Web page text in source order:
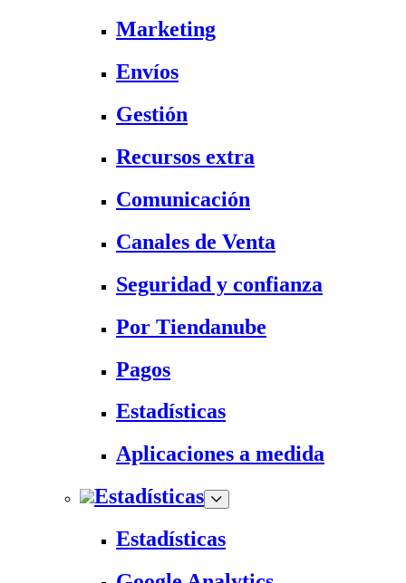
Marketing
Envíos
Gestión
Recursos extra
Comunicación
Canales de Venta
Seguridad y confianza
Por Tiendanube
Pagos
Estadísticas
Aplicaciones a medida
Estadísticas
Estadísticas